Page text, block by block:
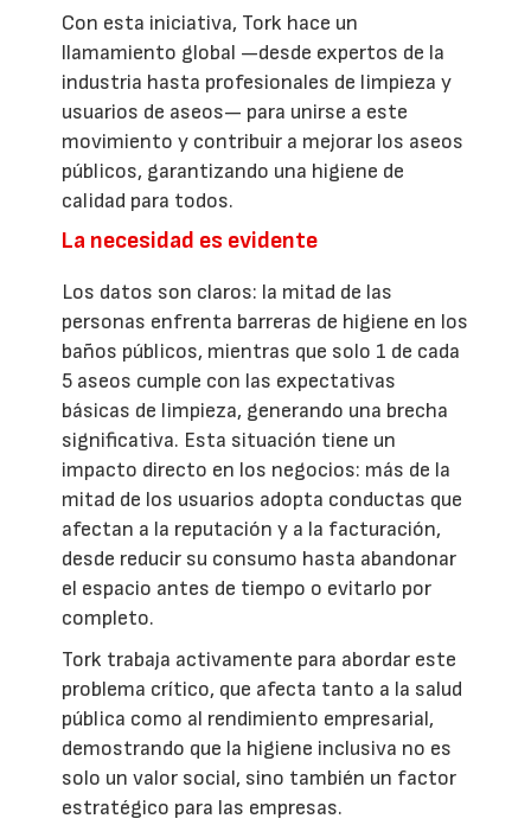
Con esta iniciativa, Tork hace un
llamamiento global —desde expertos de la
industria hasta profesionales de limpieza y
usuarios de aseos— para unirse a este
movimiento y contribuir a mejorar los aseos
públicos, garantizando una higiene de
calidad para todos.
La necesidad es evidente
Los datos son claros: la mitad de las
personas enfrenta barreras de higiene en los
baños públicos, mientras que solo 1 de cada
5 aseos cumple con las expectativas
básicas de limpieza, generando una brecha
significativa. Esta situación tiene un
impacto directo en los negocios: más de la
mitad de los usuarios adopta conductas que
afectan a la reputación y a la facturación,
desde reducir su consumo hasta abandonar
el espacio antes de tiempo o evitarlo por
completo.
Tork trabaja activamente para abordar este
problema crítico, que afecta tanto a la salud
pública como al rendimiento empresarial,
demostrando que la higiene inclusiva no es
solo un valor social, sino también un factor
estratégico para las empresas.